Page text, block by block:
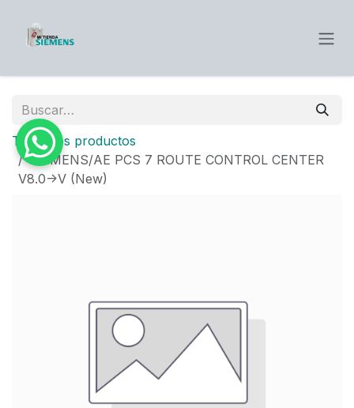
Todos los productos
SIEMENS/AE PCS 7 ROUTE CONTROL CENTER
V8.0->V (New)